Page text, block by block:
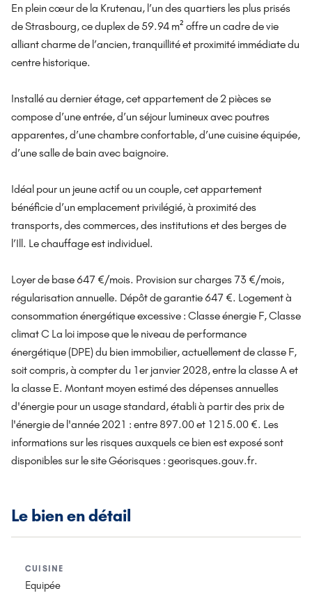
En plein cœur de la Krutenau, l’un des quartiers les plus prisés
de Strasbourg, ce duplex de 59.94 m² offre un cadre de vie
alliant charme de l’ancien, tranquillité et proximité immédiate du
centre historique.
Installé au dernier étage, cet appartement de 2 pièces se
compose d’une entrée, d’un séjour lumineux avec poutres
apparentes, d’une chambre confortable, d’une cuisine équipée,
d’une salle de bain avec baignoire.
Idéal pour un jeune actif ou un couple, cet appartement
bénéficie d’un emplacement privilégié, à proximité des
transports, des commerces, des institutions et des berges de
l’Ill. Le chauffage est individuel.
Loyer de base 647 €/mois. Provision sur charges 73 €/mois,
régularisation annuelle. Dépôt de garantie 647 €. Logement à
consommation énergétique excessive : Classe énergie F, Classe
climat C La loi impose que le niveau de performance
énergétique (DPE) du bien immobilier, actuellement de classe F,
soit compris, à compter du 1er janvier 2028, entre la classe A et
la classe E. Montant moyen estimé des dépenses annuelles
d'énergie pour un usage standard, établi à partir des prix de
l'énergie de l'année 2021 : entre 897.00 et 1215.00 €. Les
informations sur les risques auxquels ce bien est exposé sont
disponibles sur le site Géorisques : georisques.gouv.fr.
Le bien en détail
CUISINE
Equipée